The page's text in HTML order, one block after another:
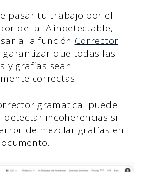
pasar tu trabajo por el
de la IA indetectable,
a la función Corrector
garantizar que todas las
y grafías sean
correctas.
gramatical puede
detectar incoherencias si
de mezclar grafías en